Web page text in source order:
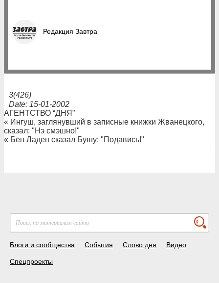
Редакция Завтра
3(426)
Date: 15-01-2002
АГЕНТСТВО “ДНЯ”
« Ингуш, заглянувший в записные книжки Жванецкого,
сказал: "Нэ смэшно!"
« Бен Ладен сказал Бушу: "Подавись!"
Блоги и сообщества События Слово дня Видео
Спецпроекты